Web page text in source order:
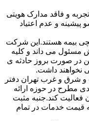
و فاقد مدارک هویتی
و عدم اعتیاد
بیمه هستند.این شرکت
مسئول می داند و کلیه
در صورت بروز حادثه ی
نخواهند داشت.
شرق و غرب تهران دفتر
مطرح در حوزه ارائه
فعالیت کند.جنبه مثبت
قیمت خدمات در تمام